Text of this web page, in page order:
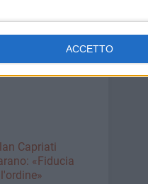
ACCETTO
Capriati
«Fiducia